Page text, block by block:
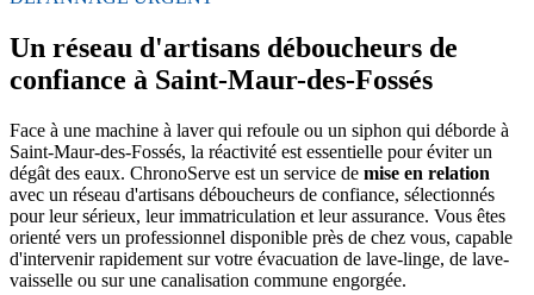
Un réseau d'artisans déboucheurs de
confiance à Saint-Maur-des-Fossés
Face à une machine à laver qui refoule ou un siphon qui déborde à
Saint-Maur-des-Fossés, la réactivité est essentielle pour éviter un
dégât des eaux. ChronoServe est un service de mise en relation
avec un réseau d'artisans déboucheurs de confiance, sélectionnés
pour leur sérieux, leur immatriculation et leur assurance. Vous êtes
orienté vers un professionnel disponible près de chez vous, capable
d'intervenir rapidement sur votre évacuation de lave-linge, de lave-
vaisselle ou sur une canalisation commune engorgée.